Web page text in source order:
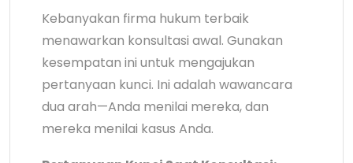
Kebanyakan firma hukum terbaik
menawarkan konsultasi awal. Gunakan
kesempatan ini untuk mengajukan
pertanyaan kunci. Ini adalah wawancara
dua arah—Anda menilai mereka, dan
mereka menilai kasus Anda.